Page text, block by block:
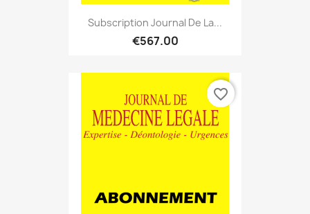
Subscription Journal De La...
€567.00
favorite_border